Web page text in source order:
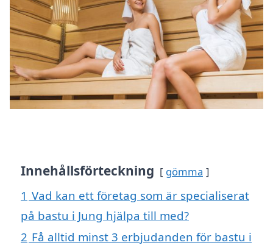
Innehållsförteckning gömma
1 Vad kan ett företag som är specialiserat
på bastu i Jung hjälpa till med?
2 Få alltid minst 3 erbjudanden för bastu i